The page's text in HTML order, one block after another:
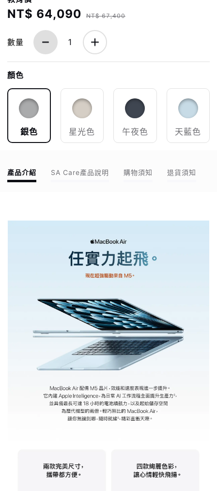
NT$ 64,090 NT$ 67,400
數量 1
顏色
銀色 星光色 午夜色 天藍色
產品介紹 SA Care產品說明 購物須知 退貨須知